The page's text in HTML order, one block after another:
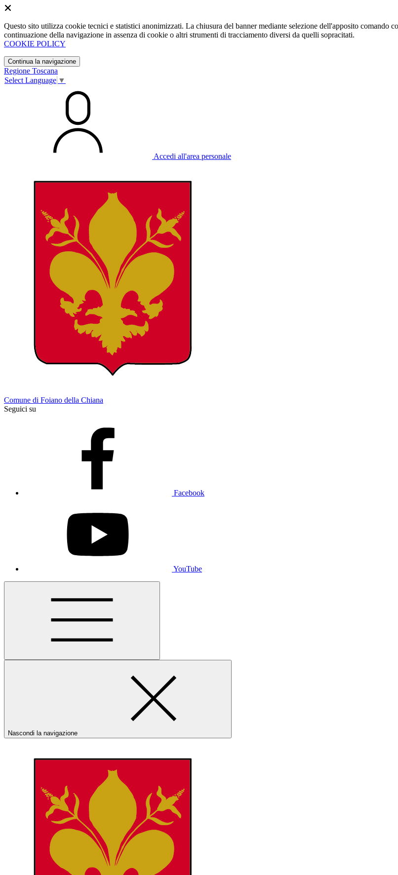
Questo sito utilizza cookie tecnici e statistici anonimizzati. La chiusura del banner mediante selezione dell'apposito
continuazione della navigazione in assenza di cookie o altri strumenti di tracciamento diversi da quelli sopracitati.
COOKIE POLICY
Continua la navigazione
Regione Toscana
Select Language ▼
Accedi all'area personale
Comune di Foiano della Chiana
Seguici su
Facebook
YouTube
Nascondi la navigazione